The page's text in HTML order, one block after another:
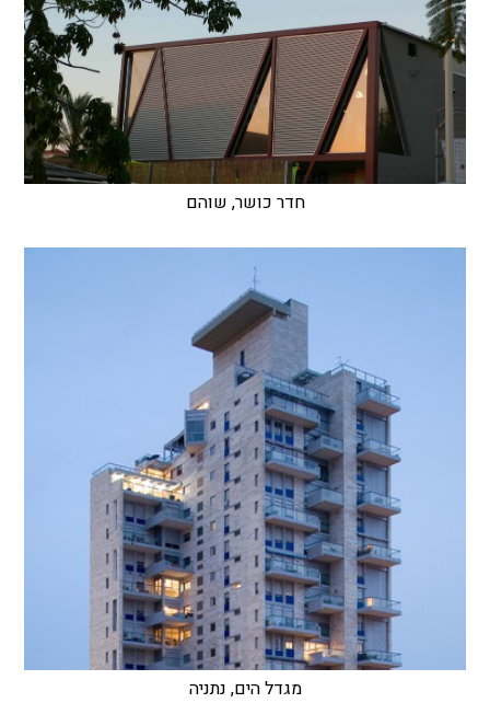
חדר כושר, שוהם
מגדל הים, נתניה